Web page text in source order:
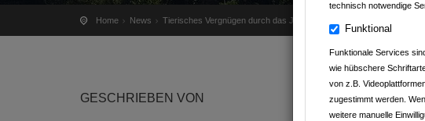
technisch notwendige
Funktional
Funktionale Services
wie hübschere
von z.B.
zugestimmt werden.
weitere manuelle
Home News Tierisches Vergnügen durch das Jahr
GESCHRIEBEN VON